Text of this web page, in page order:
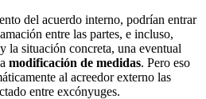
del acuerdo interno, podrían entrar
entre las partes, e incluso,
la situación concreta, una eventual
modificación de medidas. Pero eso
al acreedor externo las
entre excónyuges.